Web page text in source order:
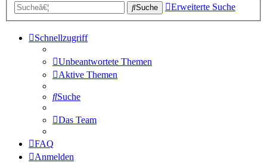
Suche Erweiterte Suche
Schnellzugriff
Unbeantwortete Themen
Aktive Themen
Suche
Das Team
FAQ
Anmelden